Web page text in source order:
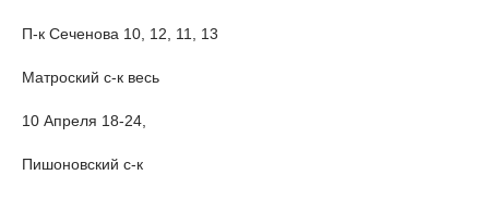
П-к Сеченова 10, 12, 11, 13
Матроский с-к весь
10 Апреля 18-24,
Пишоновский с-к